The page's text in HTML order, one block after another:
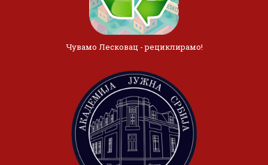
Чувамо Лесковац - рециклирамо!